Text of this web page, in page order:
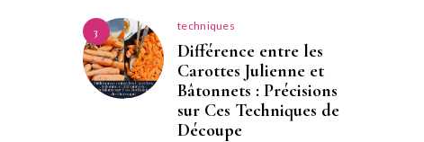
3 techniques
Différence entre les
Carottes Julienne et
Bâtonnets : Précisions
sur Ces Techniques de
Découpe